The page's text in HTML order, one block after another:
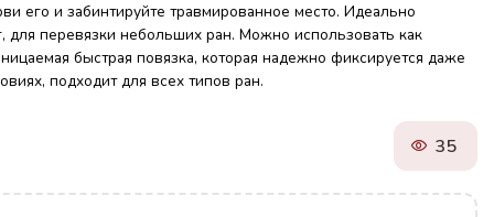
его и забинтируйте травмированное место. Идеально
для перевязки небольших ран. Можно использовать как
быстрая повязка, которая надежно фиксируется даже
подходит для всех типов ран.
35